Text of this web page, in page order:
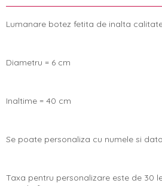
Lumanare botez fetita de inalta
Diametru = 6 cm
Inaltime = 40 cm
Se poate personaliza cu numele si
Taxa pentru personalizare este de 30